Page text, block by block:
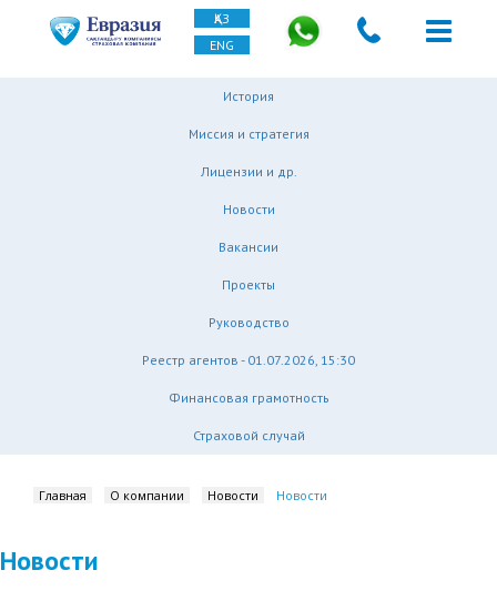
ҚАЗ
ENG
История
Миссия и стратегия
Лицензии и др.
Новости
Вакансии
Проекты
Руководство
Реестр агентов - 01.07.2026, 15:30
Финансовая грамотность
Страховой случай
Главная О компании Новости Новости
Новости